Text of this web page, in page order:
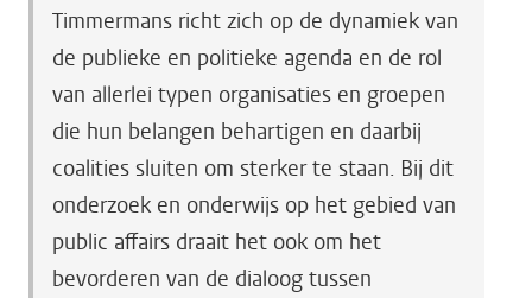
Timmermans richt zich op de dynamiek van
de publieke en politieke agenda en de rol
van allerlei typen organisaties en groepen
die hun belangen behartigen en daarbij
coalities sluiten om sterker te staan. Bij dit
onderzoek en onderwijs op het gebied van
public affairs draait het ook om het
bevorderen van de dialoog tussen